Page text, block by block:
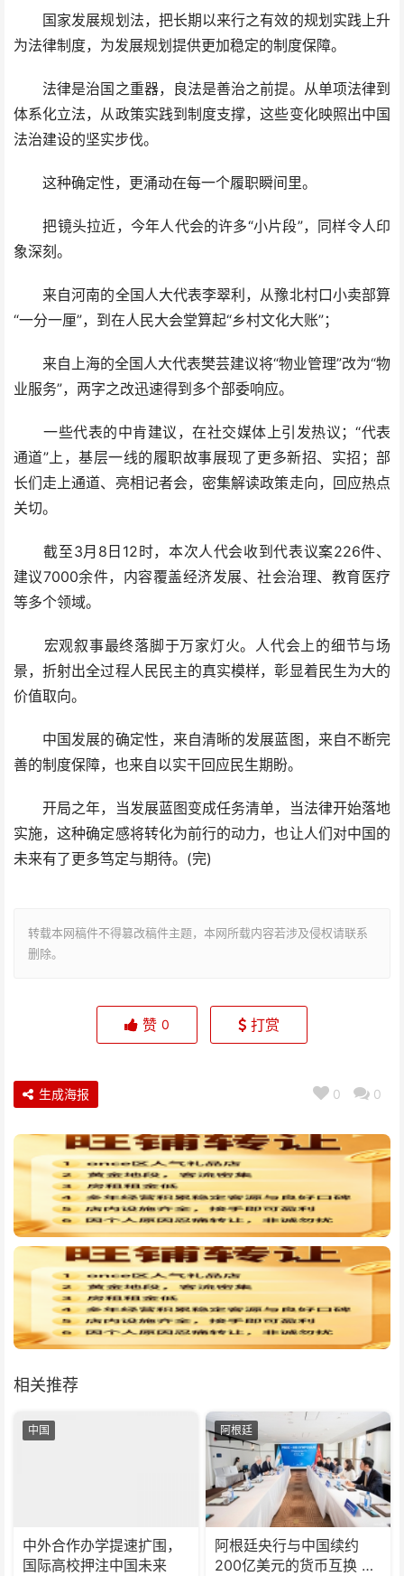
国家发展规划法，把长期以来行之有效的规划实践上升
为法律制度，为发展规划提供更加稳定的制度保障。
法律是治国之重器，良法是善治之前提。从单项法律到
体系化立法，从政策实践到制度支撑，这些变化映照出中国
法治建设的坚实步伐。
这种确定性，更涌动在每一个履职瞬间里。
把镜头拉近，今年人代会的许多“小片段”，同样令人印
象深刻。
来自河南的全国人大代表李翠利，从豫北村口小卖部算
“一分一厘”，到在人民大会堂算起“乡村文化大账”；
来自上海的全国人大代表樊芸建议将“物业管理”改为“物
业服务”，两字之改迅速得到多个部委响应。
一些代表的中肯建议，在社交媒体上引发热议；“代表
通道”上，基层一线的履职故事展现了更多新招、实招；部
长们走上通道、亮相记者会，密集解读政策走向，回应热点
关切。
截至3月8日12时，本次人代会收到代表议案226件、
建议7000余件，内容覆盖经济发展、社会治理、教育医疗
等多个领域。
宏观叙事最终落脚于万家灯火。人代会上的细节与场
景，折射出全过程人民民主的真实模样，彰显着民生为大的
价值取向。
中国发展的确定性，来自清晰的发展蓝图，来自不断完
善的制度保障，也来自以实干回应民生期盼。
开局之年，当发展蓝图变成任务清单，当法律开始落地
实施，这种确定感将转化为前行的动力，也让人们对中国的
未来有了更多笃定与期待。(完)
转载本网稿件不得篡改稿件主题，本网所载内容若涉及侵权请联系
删除。
赞 0 打赏
0 0
生成海报
相关推荐
中国
中外合作办学提速扩围，
国际高校押注中国未来
阿根廷
阿根廷央行与中国续约
200亿美元的货币互换 有